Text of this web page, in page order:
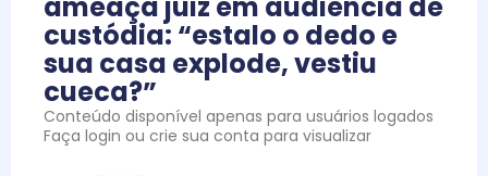
custódia: “estalo o dedo e
sua casa explode, vestiu
cueca?”
Conteúdo disponível apenas para usuários logados
Faça login ou crie sua conta para visualizar